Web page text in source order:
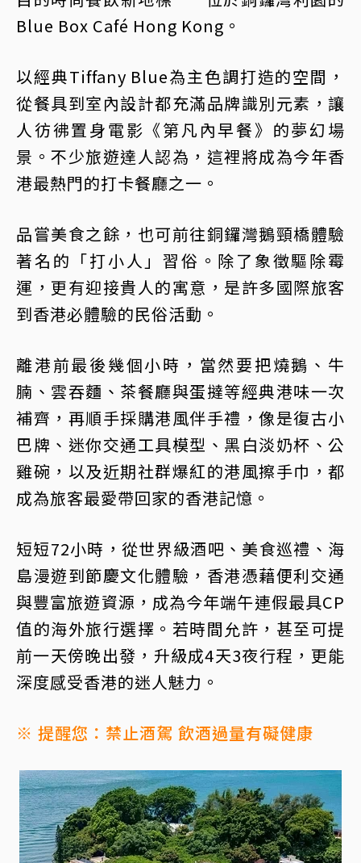
Blue Box Café Hong Kong。
以經典Tiffany Blue為主色調打造的空間，
從餐具到室內設計都充滿品牌識別元素，讓
人彷彿置身電影《第凡內早餐》的夢幻場
景。不少旅遊達人認為，這裡將成為今年香
港最熱門的打卡餐廳之一。
品嘗美食之餘，也可前往銅鑼灣鵝頸橋體驗
著名的「打小人」習俗。除了象徵驅除霉
運，更有迎接貴人的寓意，是許多國際旅客
到香港必體驗的民俗活動。
離港前最後幾個小時，當然要把燒鵝、牛
腩、雲吞麵、茶餐廳與蛋撻等經典港味一次
補齊，再順手採購港風伴手禮，像是復古小
巴牌、迷你交通工具模型、黑白淡奶杯、公
雞碗，以及近期社群爆紅的港風擦手巾，都
成為旅客最愛帶回家的香港記憶。
短短72小時，從世界級酒吧、美食巡禮、海
島漫遊到節慶文化體驗，香港憑藉便利交通
與豐富旅遊資源，成為今年端午連假最具CP
值的海外旅行選擇。若時間允許，甚至可提
前一天傍晚出發，升級成4天3夜行程，更能
深度感受香港的迷人魅力。
※ 提醒您：禁止酒駕 飲酒過量有礙健康